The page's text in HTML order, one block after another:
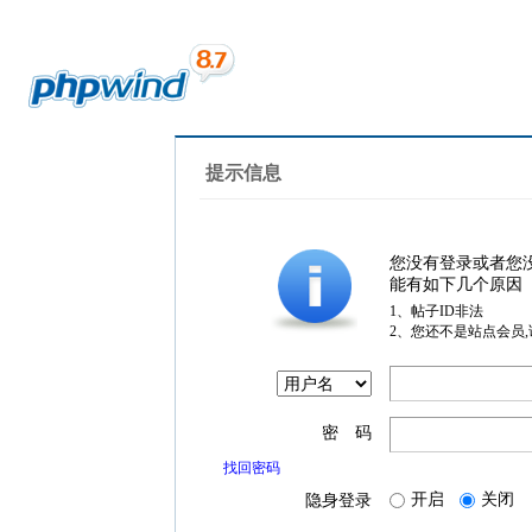
提示信息
您没有登录或者您
能有如下几个原因
1、帖子ID非法
2、您还不是站点会员
密 码
找回密码
隐身登录 开启 关闭